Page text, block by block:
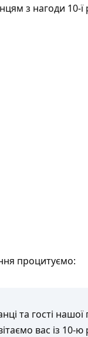
з нагоди 10-ї
процитуємо:
та гості нашої
вас із 10-ю